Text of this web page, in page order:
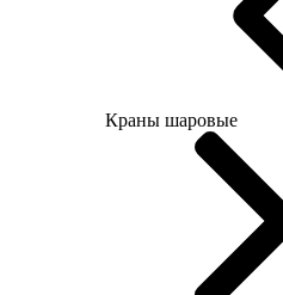
Краны шаровые